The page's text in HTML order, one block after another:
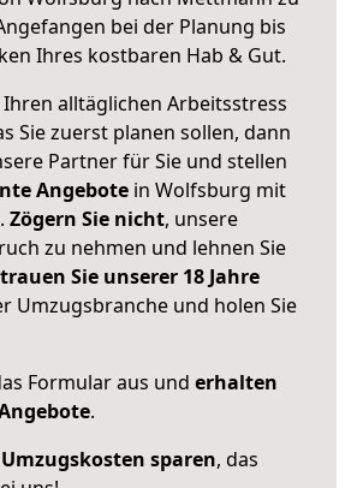
bei der Planung bis
Ihres kostbaren Hab & Gut.
alltäglichen Arbeitsstress
Sie zuerst planen sollen, dann
Partner für Sie und stellen
Angebote in Wolfsburg mit
Zögern Sie nicht, unsere
zu nehmen und lehnen Sie
Sie unserer 18 Jahre
Umzugsbranche und holen Sie
Formular aus und erhalten
.
Umzugskosten sparen, das